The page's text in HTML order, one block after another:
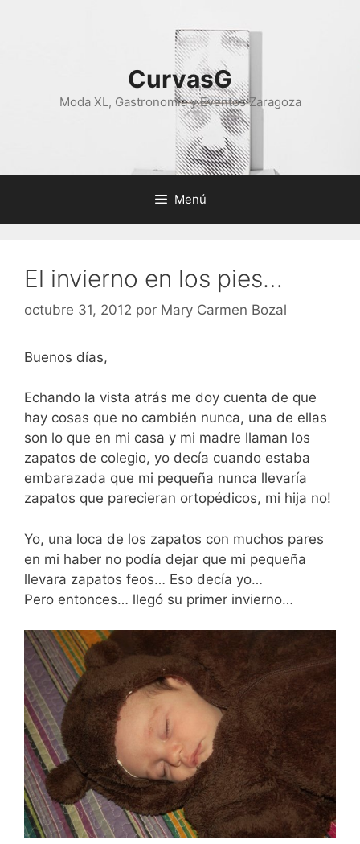
CurvasG
Moda XL, Gastronomía y Eventos Zaragoza
Menú
El invierno en los pies…
octubre 31, 2012 por Mary Carmen Bozal
Buenos días,
Echando la vista atrás me doy cuenta de que
hay cosas que no cambién nunca, una de ellas
son lo que en mi casa y mi madre llaman los
zapatos de colegio, yo decía cuando estaba
embarazada que mi pequeña nunca llevaría
zapatos que parecieran ortopédicos, mi hija no!
Yo, una loca de los zapatos con muchos pares
en mi haber no podía dejar que mi pequeña
llevara zapatos feos… Eso decía yo…
Pero entonces… llegó su primer invierno…